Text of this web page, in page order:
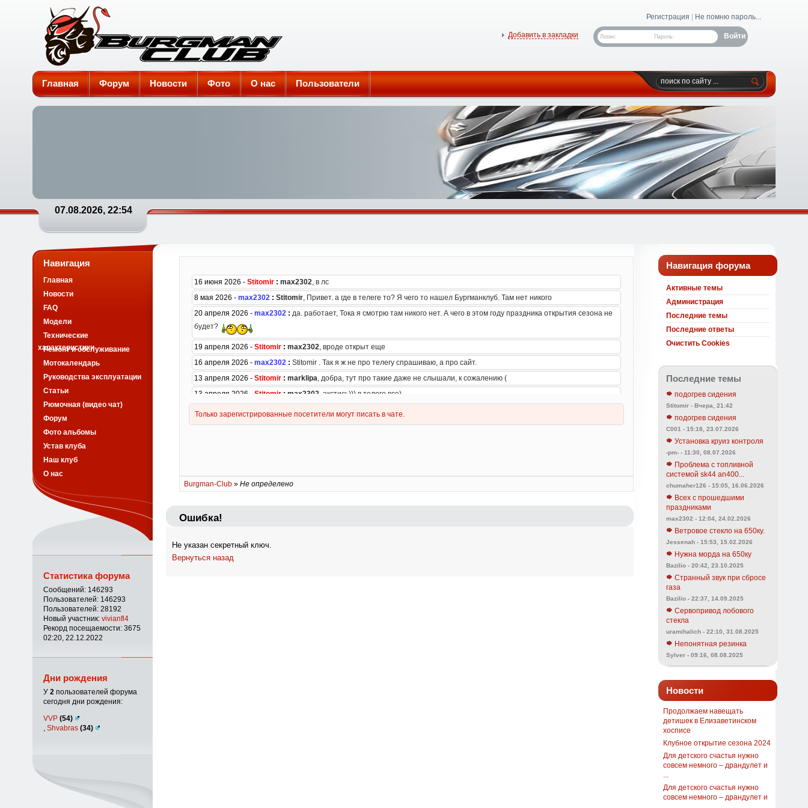
Burgman-Club
Регистрация Не помню пароль...
Логин: Пароль:
Добавить в закладки
Главная Форум Новости Фото О нас Пользователи
07.08.2026, 22:54
Burgman-Club» Не определено
Ошибка!
Не указан секретный ключ.
Вернуться назад
Навигация форума
Активные темы
Администрация
Последние темы
Последние ответы
Очистить Cookies
Последние темы
подогрев сидения
Stitomir - Вчера, 21:42
подогрев сидения
C001 - 15:18, 23.07.2026
Установка круиз контроля
-pm- - 11:30, 08.07.2026
Проблема с топливной
системой sk44 an400...
chumaher126 - 15:05, 16.06.2026
Всех с прошедшими
праздниками
max2302 - 12:04, 24.02.2026
Ветровое стекло на 650ку.
Jessenah - 15:53, 15.02.2026
Нужна морда на 650ку
Bazilio - 20:42, 23.10.2025
Странный звук при сбросе
газа
Bazilio - 22:37, 14.09.2025
Сервопривод лобового
стекла
uramihalich - 22:10, 31.08.2025
Непонятная резинка
Sylver - 09:16, 08.08.2025
Новости
Продолжаем навещать
детишек в Елизаветинском
хосписе
Клубное открытие сезона 2024
Для детского счастья нужно
совсем немного – драндулет и
Для детского счастья нужно
совсем немного – драндулет и
Навигация
Главная
Новости
FAQ
Модели
Технические
характеристики
Ремонт и обслуживание
Мотокалендарь
Руководства эксплуатации
Статьи
Рюмочная (видео чат)
Форум
Фото альбомы
Устав клуба
Наш клуб
О нас
Статистика форума
Сообщений: 146293
Пользователей: 146293
Пользователей: 28192
Новый участник: vivianfl4
Рекорд посещаемости: 3675
02:20, 22.12.2022
Дни рождения
У 2пользователей форума
сегодня дни рождения:
VVP (54)
Shvabras (34)